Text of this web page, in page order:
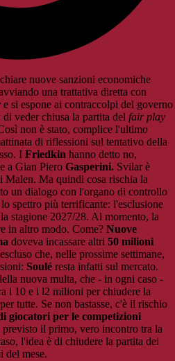
nuove sanzioni economiche
una trattativa diretta con
e si espone ai contraccolpi del governo
veder chiusa la partita del fair play
non è stato, complice l'ultimo
di riflessioni sul tentativo della
I Friedkin hanno detto no,
a Gian Piero Gasperini. Svilar è
Malen. Ma quindi cosa rischia la
un dialogo con l'organo di controllo
spettro più terrificante: l'esclusione
stagione 2027/28. Al momento, la
in altro modo. Come? Nuove
doveva incassare altri 50 milioni
che, nelle prossime settimane,
Soulé resta infatti sul mercato.
nuova multa, che - in ogni caso -
i 10 e i l2 milioni per chiudere la
tutte. Se non bastasse, c'è il rischio
giocatori per le competizioni
previsto il primo, vero incontro tra la
l'idea è di chiudere la partita dei
del mese.